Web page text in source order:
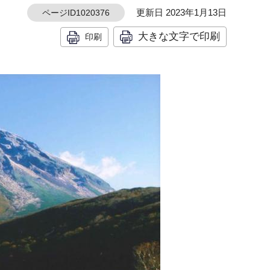
ページID1020376 更新日 2023年1月13日
印刷 大きな文字で印刷